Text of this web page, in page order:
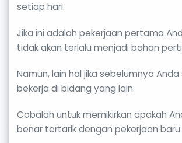
setiap hari.
Jika ini adalah pekerjaan pertama
tidak akan terlalu menjadi bahan
Namun, lain hal jika sebelumnya
bekerja di bidang yang lain.
Cobalah untuk memikirkan apakah
benar tertarik dengan pekerjaan baru